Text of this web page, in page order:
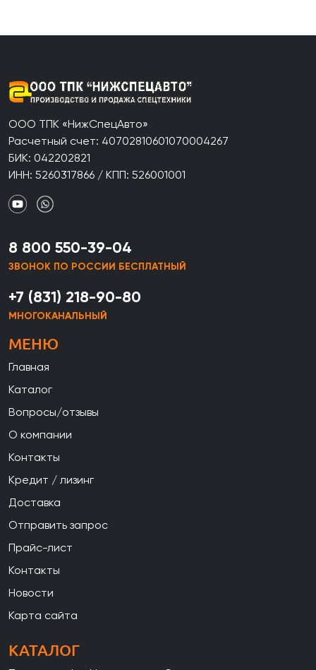
ООО ТПК «НижСпецАвто»
Расчетный счет: 40702810601070004267
БИК: 042202821
ИНН: 5260317866 / КПП: 526001001
8 800 550-39-04
ЗВОНОК ПО РОССИИ БЕСПЛАТНЫЙ
+7 (831) 218-90-80
МНОГОКАНАЛЬНЫЙ
МЕНЮ
Главная
Каталог
Вопросы/отзывы
О компании
Контакты
Кредит / лизинг
Доставка
Отправить запрос
Прайс-лист
Контакты
Новости
Карта сайта
КАТАЛОГ